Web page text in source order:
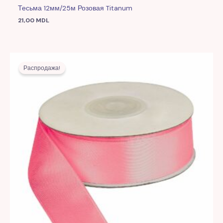
Тесьма 12мм/25м Розовая Titanum
21,00 MDL
Распродажа!
составляла